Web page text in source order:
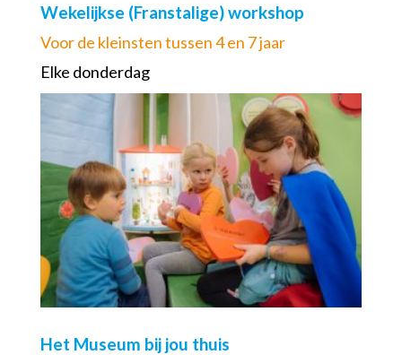
Wekelijkse (Franstalige) workshop
Voor de kleinsten tussen 4 en 7 jaar
Elke donderdag
Het Museum bij jou thuis